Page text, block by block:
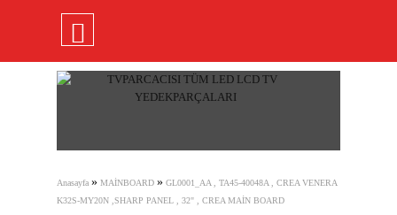
Anasayfa » MAİNBOARD » GL0001_AA , TA45-40048A , CREA VENERA
K32S-MY20N ,SHARP PANEL , 32" , CREA MAİN BOARD